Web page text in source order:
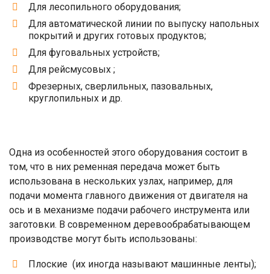
Для лесопильного оборудования;
Для автоматической линии по выпуску напольных
покрытий и других готовых продуктов;
Для фуговальных устройств;
Для рейсмусовых ;
Фрезерных, сверлильных, пазовальных,
круглопильных и др.
Одна из особенностей этого оборудования состоит в
том, что в них ременная передача может быть
использована в нескольких узлах, например, для
подачи момента главного движения от двигателя на
ось и в механизме подачи рабочего инструмента или
заготовки. В современном деревообрабатывающем
производстве могут быть использованы:
Плоские (их иногда называют машинные ленты);